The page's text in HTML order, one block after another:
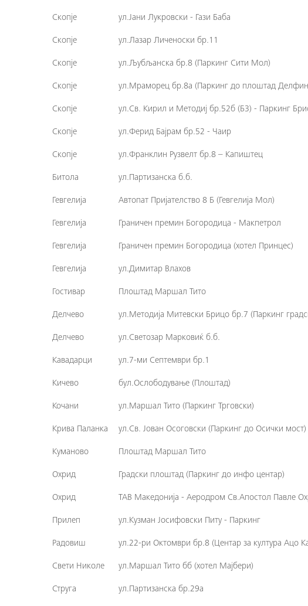
Скопје ул.Јани Лукровски - Гази Баба
Скопје ул.Лазар Личеноски бр.11
Скопје ул.Љубљанска бр.8 (Паркинг Сити Мол)
Скопје ул.Мраморец бр.8а (Паркинг до плоштад
Скопје ул.Св. Кирил и Методиј бр.52б (Б3) - Паркинг
Скопје ул.Ферид Бајрам бр.52 - Чаир
Скопје ул.Франклин Рузвелт бр.8 – Капиштец
Битола ул.Партизанска б.б.
Гевгелија Автопат Пријателство 8 Б (Гевгелија Мол)
Гевгелија Граничен премин Богородица - Макпетрол
Гевгелија Граничен премин Богородица (хотел Принцес)
Гевгелија ул.Димитар Влахов
Гостивар Плоштад Маршал Тито
Делчево ул.Методија Митевски Брицо бр.7 (Паркинг
Делчево ул.Светозар Марковиќ б.б.
Кавадарци ул.7-ми Септември бр.1
Кичево бул.Ослободување (Плоштад)
Кочани ул.Маршал Тито (Паркинг Трговски)
Крива Паланка ул.Св. Јован Осоговски (Паркинг до Осички мост)
Куманово Плоштад Маршал Тито
Охрид Градски плоштад (Паркинг до инфо центар)
Охрид ТАВ Македонија - Аеродром Св.Апостол Павле
Прилеп ул.Кузман Јосифовски Питу - Паркинг
Радовиш ул.22-ри Октомври бр.8 (Центар за култура Ацо
Свети Николе ул.Маршал Тито бб (хотел Мајбери)
Струга ул.Партизанска бр.29а